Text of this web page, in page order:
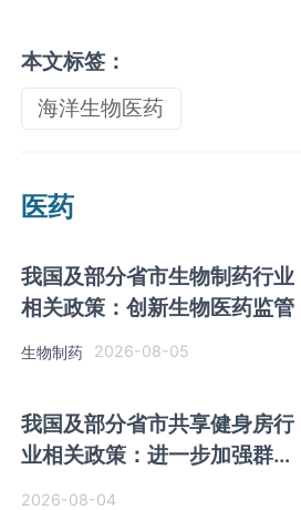
本文标签：
海洋生物医药
医药
我国及部分省市生物制药行业
相关政策：创新生物医药监管
生物制药 2026-08-05
我国及部分省市共享健身房行
业相关政策：进一步加强群众
2026-08-04